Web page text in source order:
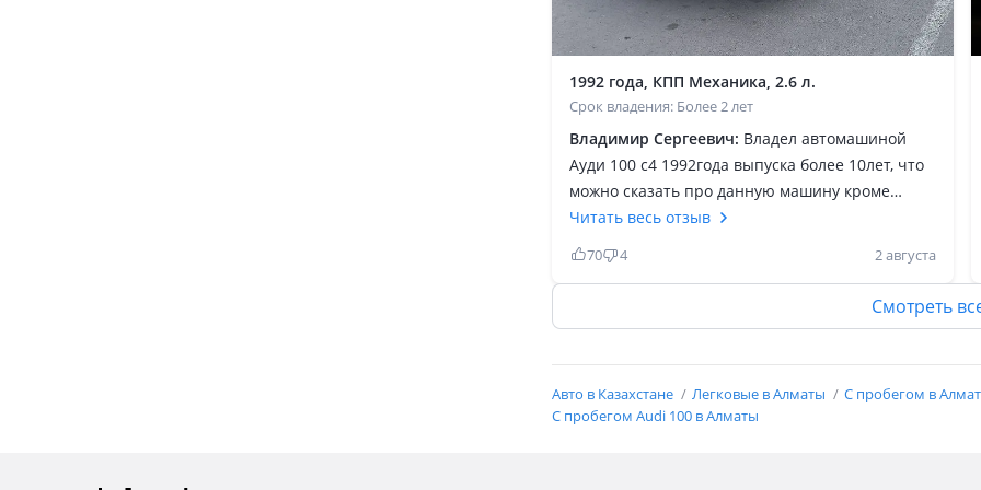
1992 года, КПП Механика, 2.6 л.
Срок владения: Более 2 лет
Владимир Сергеевич: Владел автомашиной
Ауди 100 с4 1992года выпуска более 10лет, что
можно сказать про данную машину кроме
положительного, а что то сказать плохо язык не
поворачивается так как данная машина
сделана немцами для людей любящих комфорт
примерно 500-600 000километров, куда только
по своим делам спорта и культуры в Турцию,
Дарданеллы Басфор и так далее, в основном
Читать весь отзыв
70 4 2 августа
Смотреть
Авто в Казахстане Легковые в Алматы С пробегом в
С пробегом Audi 100 в Алматы